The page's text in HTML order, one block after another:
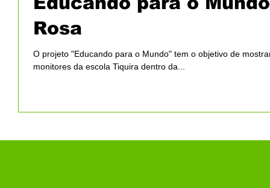
Rosa
O projeto "Educando para o Mundo" tem o objetivo de
monitores da escola Tiquira dentro da...